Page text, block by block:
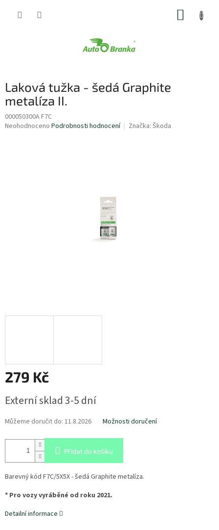
Laková tužka - šedá Graphite
metalíza II.
000050300A F7C
Průměrné
Neohodnoceno Podrobnosti hodnocení Značka: Škoda
279 Kč
cena:
Externí sklad 3-5 dní
Můžeme doručit do: 11.8.2026 Možnosti doručení
Přidat do košíku
Barevný kód F7C/5X5X - šedá Graphite metalíza.
* Pro vozy vyráběné od roku 2021.
Detailní informace